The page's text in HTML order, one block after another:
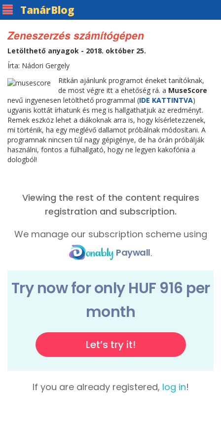
TanárBlog
Zeneszerzés számítógépen
Letölthető anyagok - 2018. október 25.
Írta: Nádori Gergely
Ritkán ajánlunk programot éneket tanítóknak,
de most végre itt a ehetőség rá. a MuseScore
nevű ingyenesen letölthető programmal (IDE KATTINTVA)
ugyanis kottát írhatunk és meg is hallgathatjuk az eredményt.
Remek eszköz lehet a diákoknak arra is, hogy kísérletezzenek,
mi történik, ha egy meglévő dallamot próbálnak módosítani. A
programnak nincsen túl nagy gépigénye, de ha órán próbálják
használni, fontos a fülhallgató, hogy ne legyen kakofónia a
dologból!